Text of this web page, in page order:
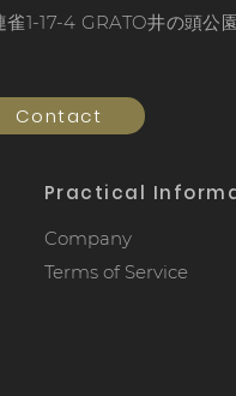
1-17-4 GRATO井の頭公
Contact
Practical
Company
Terms of Service